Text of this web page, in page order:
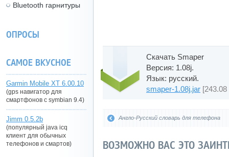
Скачать Smaper
Версия: 1.08j.
Язык: русский.
smaper-1.08j.jar [243.08
Англо-Русский словарь для телефона
ВОЗМОЖНО ВАС ЭТО
Bluetooth гарнитуры
ОПРОСЫ
САМОЕ ВКУСНОЕ
Garmin Mobile XT 6.00.10
(gps навигатор для
смартфонов с symbian 9.4)
Jimm 0.5.2b
(популярный java icq
клиент для обычных
телефонов и смартов)